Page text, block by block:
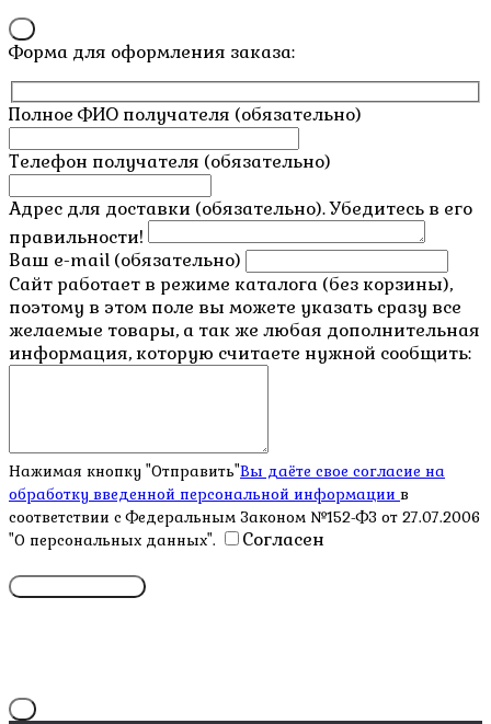
Форма для оформления заказа:
Полное ФИО получателя (обязательно)
Телефон получателя (обязательно)
Адрес для доставки (обязательно). Убедитесь в его
правильности!
Ваш e-mail (обязательно)
Сайт работает в режиме каталога (без корзины),
поэтому в этом поле вы можете указать сразу все
желаемые товары, а так же любая дополнительная
информация, которую считаете нужной сообщить:
Нажимая кнопку "Отправить"Вы даёте свое согласие на
обработку введенной персональной информации в
соответствии с Федеральным Законом №152-ФЗ от 27.07.2006
"О персональных данных".
Согласен